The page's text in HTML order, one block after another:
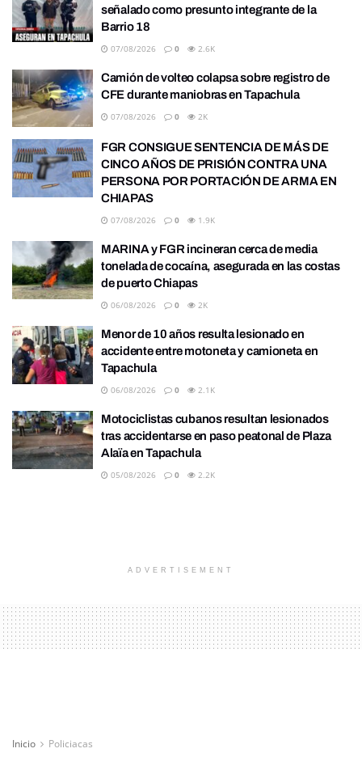
señalado como presunto integrante de la
Barrio 18
07/08/2026 0 2.6K
Camión de volteo colapsa sobre registro de
CFE durante maniobras en Tapachula
07/08/2026 0 2K
FGR CONSIGUE SENTENCIA DE MÁS DE
CINCO AÑOS DE PRISIÓN CONTRA UNA
PERSONA POR PORTACIÓN DE ARMA EN
CHIAPAS
07/08/2026 0 1.9K
MARINA y FGR incineran cerca de media
tonelada de cocaína, asegurada en las costas
de puerto Chiapas
06/08/2026 0 2K
Menor de 10 años resulta lesionado en
accidente entre motoneta y camioneta en
Tapachula
06/08/2026 0 2.1K
Motociclistas cubanos resultan lesionados
tras accidentarse en paso peatonal de Plaza
Alaïa en Tapachula
05/08/2026 0 2.2K
ADVERTISEMENT
Inicio Policiacas